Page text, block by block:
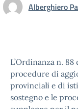
Alberghiero
L’Ordinanza n.
procedure di
provinciali e di
sostegno e le